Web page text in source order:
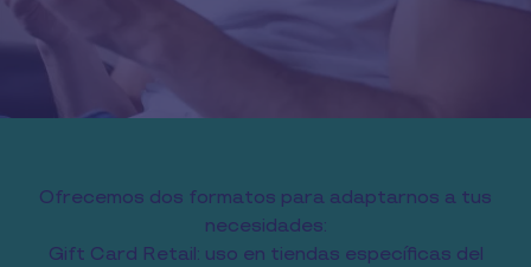
Ofrecemos dos formatos para adaptarnos a tus
necesidades:
Gift Card Retail: uso en tiendas específicas del